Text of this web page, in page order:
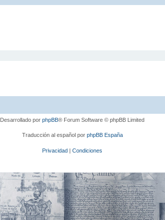
Desarrollado por phpBB® Forum Software © phpBB Limited
Traducción al español por phpBB España
Privacidad | Condiciones